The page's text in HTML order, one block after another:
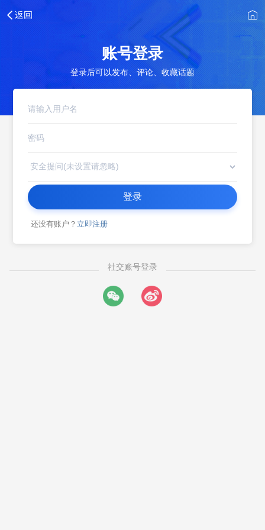
账号登录
登录后可以发布、评论、收藏话题
登录
还没有账户？ 立即注册
社交账号登录